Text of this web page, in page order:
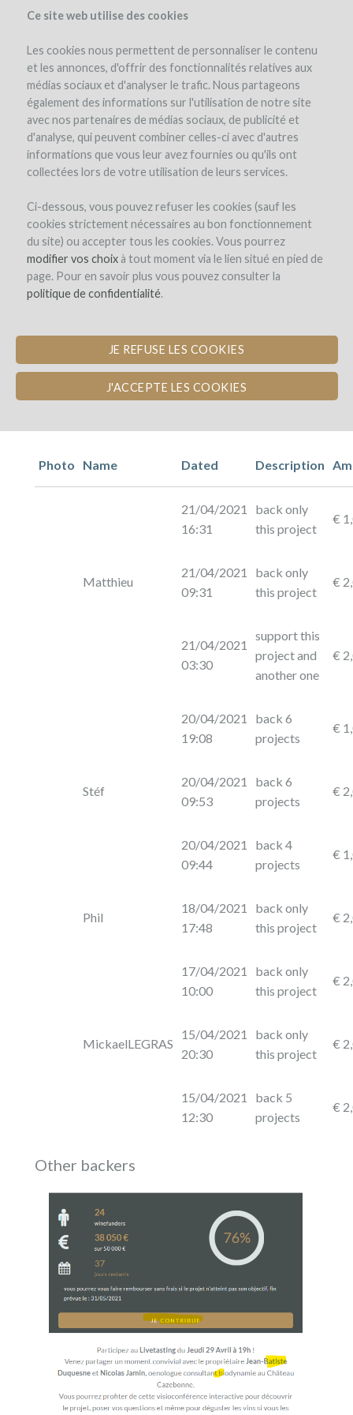
Ce site web utilise des cookies
Les cookies nous permettent de personnaliser le contenu
et les annonces, d'offrir des fonctionnalités relatives aux
médias sociaux et d'analyser le trafic. Nous partageons
également des informations sur l'utilisation de notre site
avec nos partenaires de médias sociaux, de publicité et
d'analyse, qui peuvent combiner celles-ci avec d'autres
informations que vous leur avez fournies ou qu'ils ont
collectées lors de votre utilisation de leurs services.
Ci-dessous, vous pouvez refuser les cookies (sauf les
cookies strictement nécessaires au bon fonctionnement
du site) ou accepter tous les cookies. Vous pourrez
modifier vos choixà tout moment via le lien situé en pied de
page. Pour en savoir plus vous pouvez consulter la
politique de confidentialité.
JE REFUSE LES COOKIES
J'ACCEPTE LES COOKIES
the project team expert opinion interest in wine cost & risk
loan simulator investors (67)
Château Cazebonne
REPLANTING THE HERITAGE OF
FORGOTTEN BORDEAUX GRAPE
Photo Name Dated Description
21/04/2021
16:31
back only
this project
€
Matthieu
21/04/2021
09:31
back only
this project
€
21/04/2021
03:30
support this
project and
another one
€
20/04/2021
19:08
back 6
projects
€
Stéf
20/04/2021
09:53
back 6
projects
€
20/04/2021
09:44
back 4
projects
€
Phil
18/04/2021
17:48
back only
this project
€
17/04/2021
10:00
back only
this project
€
MickaelLEGRAS
15/04/2021
20:30
back only
this project
€
15/04/2021
12:30
back 5
projects
€
Other backers